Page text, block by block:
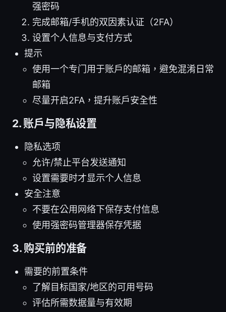
强密码
完成邮箱/手机的双因素认证（2FA）
设置个人信息与支付方式
提示
使用一个专门用于账户的邮箱，避免混淆日常
邮箱
尽量开启2FA，提升账户安全性
2. 账户与隐私设置
隐私选项
允许/禁止平台发送通知
设置需要时才显示个人信息
安全注意
不要在公用网络下保存支付信息
使用强密码管理器保存凭据
3. 购买前的准备
需要的前置条件
了解目标国家/地区的可用号码
评估所需数据量与有效期